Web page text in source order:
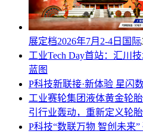
展定档2026年7月2-4日 国际
工业Tech Day首站：汇川
蓝图
P科技新联接·新体验 星闪
工业赛轮集团液体黄金轮
引行业轰动，重新定义轮
P科技“数联万物 智创未来